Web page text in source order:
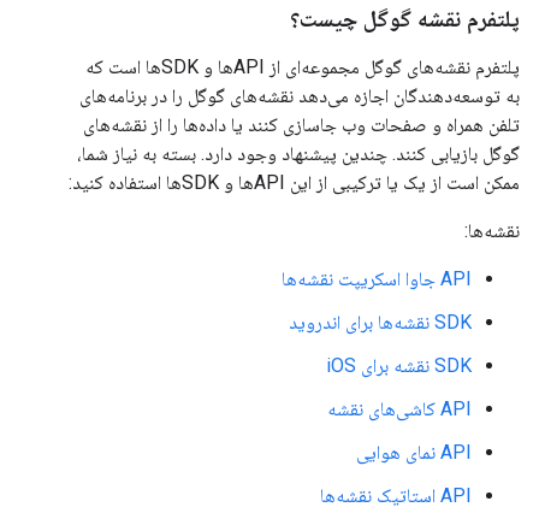
پلتفرم نقشه گوگل چیست؟
پلتفرم نقشه‌های گوگل مجموعه‌ای از APIها و SDKها است که
به توسعه‌دهندگان اجازه می‌دهد نقشه‌های گوگل را در برنامه‌های
تلفن همراه و صفحات وب جاسازی کنند یا داده‌ها را از نقشه‌های
گوگل بازیابی کنند. چندین پیشنهاد وجود دارد. بسته به نیاز شما،
ممکن است از یک یا ترکیبی از این APIها و SDKها استفاده کنید:
نقشه‌ها:
API جاوا اسکریپت نقشه‌ها
SDK نقشه‌ها برای اندروید
SDK نقشه برای iOS
API کاشی‌های نقشه
API نمای هوایی
API استاتیک نقشه‌ها